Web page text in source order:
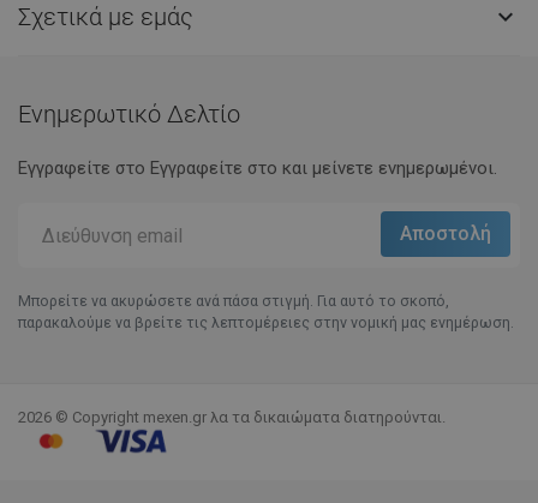
Σχετικά με εμάς 
Ενημερωτικό Δελτίο
Εγγραφείτε στο Eγγραφείτε στο και μείνετε ενημερωμένοι.
Μπορείτε να ακυρώσετε ανά πάσα στιγμή. Για αυτό το σκοπό,
παρακαλούμε να βρείτε τις λεπτομέρειες στην νομική μας ενημέρωση.
2026 © Copyright mexen.gr λα τα δικαιώματα διατηρούνται.